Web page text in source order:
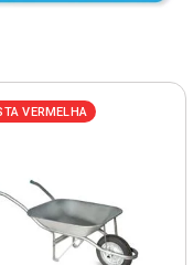
VERMELHA